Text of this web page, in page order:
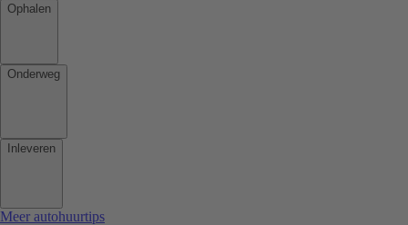
Ophalen
Onderweg
Inleveren
Meer autohuurtips